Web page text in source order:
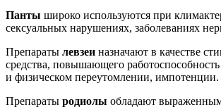
Панты широко используются при
сексуальных нарушениях, заболеваниях
Препараты левзеи назначают в качестве
средства, повышающего
и физическом переутомлении, импотенции.
Препараты родиолы обладают